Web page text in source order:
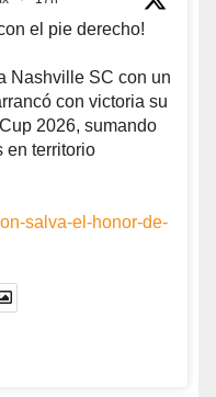
el pie derecho!
Nashville SC con un
con victoria su
2026, sumando
en territorio
salva-el-honor-de-